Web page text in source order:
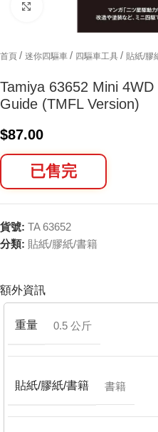
Click to enlarge
首頁 / 迷你四驅車 / 四驅車工具 / 貼紙/膠
Tamiya 63652 Mini
Guide (TMFL Version)
$87.00
已售完
貨號: TA 63652
分類: 貼紙/膠紙/書籍
額外資訊
重量 0.5 公斤
貼紙/膠紙/書籍 書籍